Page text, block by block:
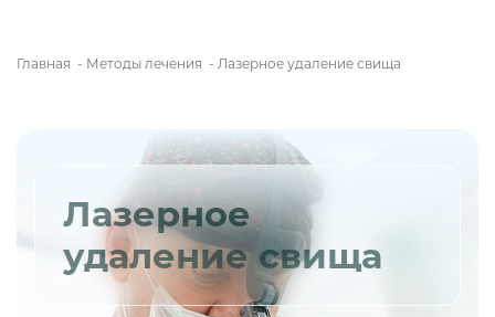
Главная - Методы лечения - Лазерное удаление свища
Лазерное
удаление свища